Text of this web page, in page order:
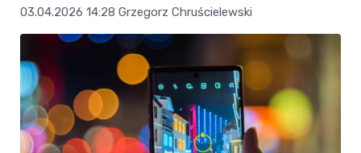
03.04.2026 14:28 Grzegorz Chruścielewski